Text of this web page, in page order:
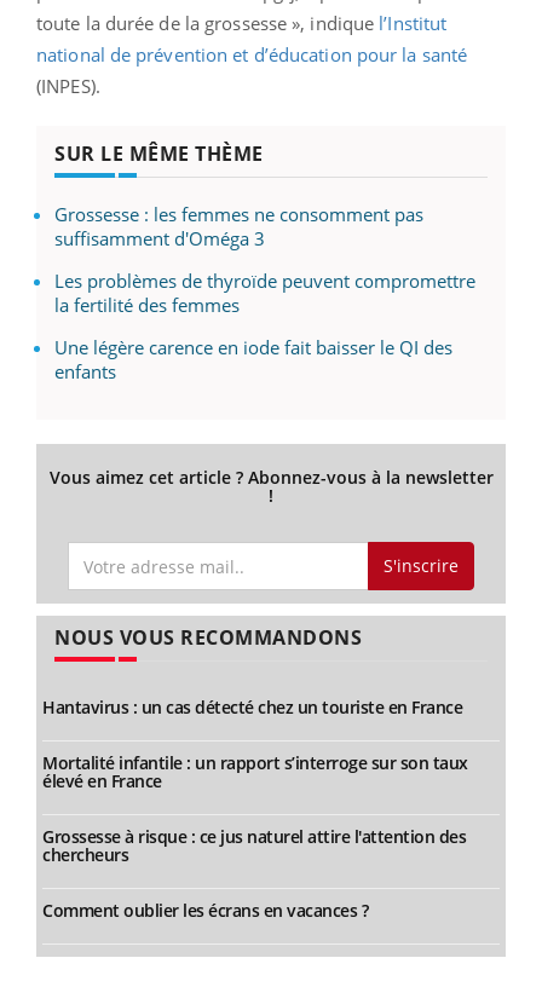
toute la durée de la grossesse », indique l’Institut
national de prévention et d’éducation pour la santé
(INPES).
SUR LE MÊME THÈME
Grossesse : les femmes ne consomment pas
suffisamment d'Oméga 3
Les problèmes de thyroïde peuvent compromettre
la fertilité des femmes
Une légère carence en iode fait baisser le QI des
enfants
Vous aimez cet article ? Abonnez-vous à la newsletter
!
S'inscrire
NOUS VOUS RECOMMANDONS
Hantavirus : un cas détecté chez un touriste en France
Mortalité infantile : un rapport s’interroge sur son taux
élevé en France
Grossesse à risque : ce jus naturel attire l'attention des
chercheurs
Comment oublier les écrans en vacances ?